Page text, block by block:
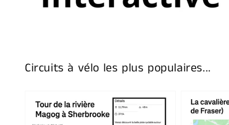
Circuits à vélo les plus populaires...